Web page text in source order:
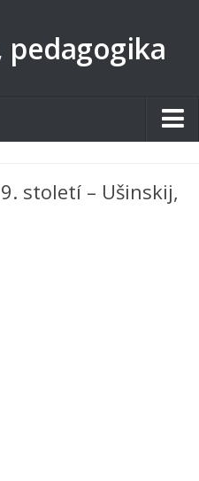
pedagogika
století – Ušinskij,